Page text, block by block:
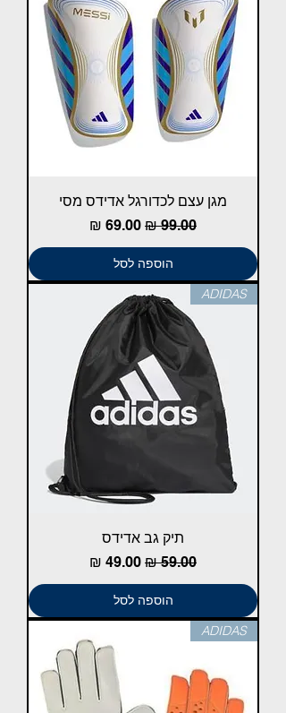
מגן עצם לכדורגל אדידס מסי
מחיר רגילמחיר מבצע
הוספה לסל
ADIDAS
תיק גב אדידס
מחיר רגילמחיר מבצע
הוספה לסל
ADIDAS